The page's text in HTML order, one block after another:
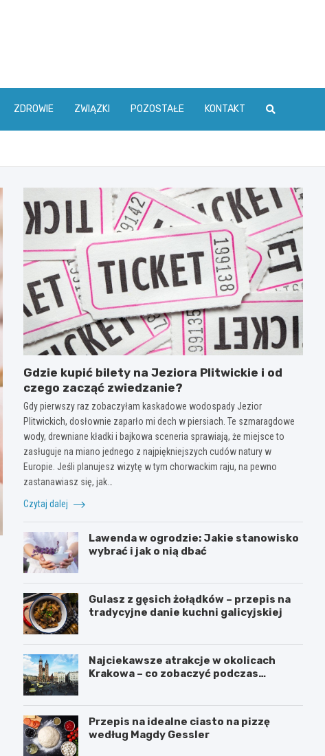
ZDROWIE ZWIĄZKI POZOSTAŁE KONTAKT
Gdzie kupić bilety na Jeziora Plitwickie i od
czego zacząć zwiedzanie?
Gdy pierwszy raz zobaczyłam kaskadowe wodospady Jezior
Plitwickich, dosłownie zaparło mi dech w piersiach. Te szmaragdowe
wody, drewniane kładki i bajkowa sceneria sprawiają, że miejsce to
zasługuje na miano jednego z najpiękniejszych cudów natury w
Europie. Jeśli planujesz wizytę w tym chorwackim raju, na pewno
zastanawiasz się, jak…
Czytaj dalej
Lawenda w ogrodzie: Jakie stanowisko
wybrać i jak o nią dbać
Gulasz z gęsich żołądków – przepis na
tradycyjne danie kuchni galicyjskiej
Najciekawsze atrakcje w okolicach
Krakowa – co zobaczyć podczas
Przepis na idealne ciasto na pizzę
według Magdy Gessler